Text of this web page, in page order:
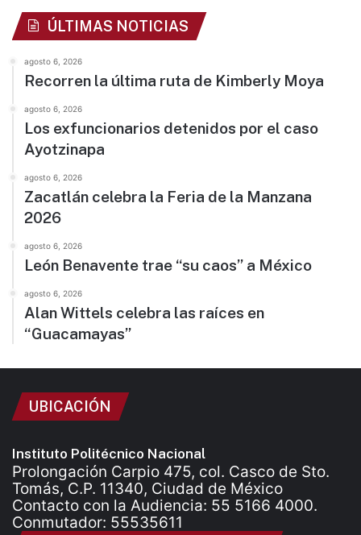
ÚLTIMAS NOTICIAS
agosto 6, 2026
Recorren la última ruta de Kimberly Moya
agosto 6, 2026
Los exfuncionarios detenidos por el caso
Ayotzinapa
agosto 6, 2026
Zacatlán celebra la Feria de la Manzana
2026
agosto 6, 2026
León Benavente trae “su caos” a México
agosto 6, 2026
Alan Wittels celebra las raíces en
“Guacamayas”
UBICACIÓN
Instituto Politécnico Nacional
Prolongación Carpio 475, col. Casco de Sto.
Tomás, C.P. 11340, Ciudad de México
Contacto con la Audiencia: 55 5166 4000.
Conmutador: 55535611